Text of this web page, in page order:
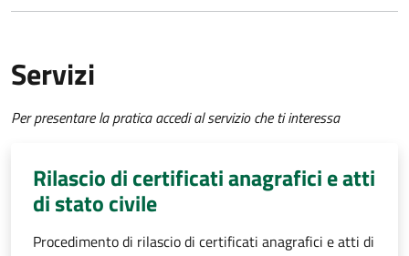
Servizi
Per presentare la pratica accedi al servizio che ti interessa
Rilascio di certificati anagrafici e atti
di stato civile
Procedimento di rilascio di certificati anagrafici e atti di